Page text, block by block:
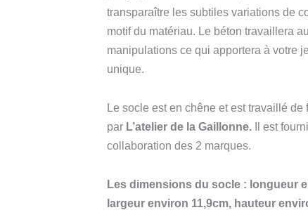
transparaître les subtiles variations de
motif du matériau. Le béton travaillera
manipulations ce qui apportera à votre
unique.
Le socle est en chêne et est travaillé de
par L’atelier de la Gaillonne. Il est
collaboration des 2 marques.
Les dimensions du socle : longueur
largeur environ 11,9cm, hauteur